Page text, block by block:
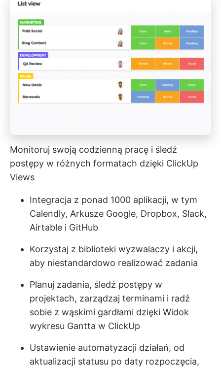
Monitoruj swoją codzienną pracę i śledź
postępy w różnych formatach dzięki ClickUp
Views
Integracja z ponad 1000 aplikacji, w tym
Calendly, Arkusze Google, Dropbox, Slack,
Airtable i GitHub
Korzystaj z biblioteki wyzwalaczy i akcji,
aby niestandardowo realizować zadania
Planuj zadania, śledź postępy w
projektach, zarządzaj terminami i radź
sobie z wąskimi gardłami dzięki Widok
wykresu Gantta w ClickUp
Ustawienie automatyzacji działań, od
aktualizacji statusu po daty rozpoczęcia,